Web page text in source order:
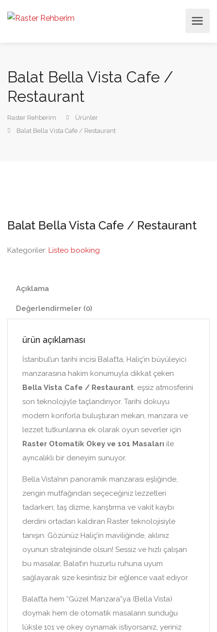
Balat Bella Vista Cafe /
Restaurant
Raster Rehberim
Ürünler
Balat Bella Vista Cafe / Restaurant
Balat Bella Vista Cafe / Restaurant
Kategoriler: Listeo booking
Açıklama
Değerlendirmeler (0)
ürün açıklaması
İstanbul’un tarihi incisi Balat’ta, Haliç’in büyüleyici
manzarasına hakim konumuyla dikkat çeken
Bella Vista Cafe / Restaurant, eşsiz atmosferini
son teknolojiyle taçlandırıyor. Tarihi dokuyu
modern konforla buluşturan mekan, manzara ve
lezzet tutkunlarına ek olarak oyun severler için
Raster Otomatik Okey ve 101 Masaları ile
ayrıcalıklı bir deneyim sunuyor.
Bella Vista’nın panoramik manzarası eşliğinde,
zengin mutfağından seçeceğiniz lezzetleri
tadarken; taş dizme, karıştırma ve vakit kaybı
derdini ortadan kaldıran Raster teknolojisiyle
tanışın. Gözünüz Haliç’in maviliğinde, aklınız
oyunun stratejisinde olsun! Sessiz ve hızlı çalışan
bu masalar, Balat’ın huzurlu ruhuna uyum
sağlayarak size kesintisiz bir eğlence vaat ediyor.
Balat’ta hem “Güzel Manzara”ya (Bella Vista)
doymak hem de otomatik masaların sunduğu
lüksle 101 ve okey oynamak istiyorsanız, yeriniz